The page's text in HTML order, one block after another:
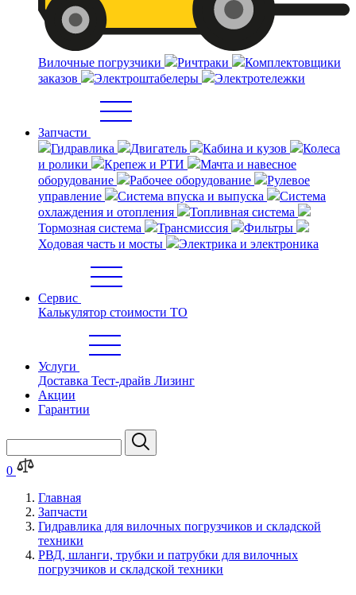
Вилочные погрузчики Ричтраки
Комплектовщики
заказов
Электроштабелеры Электротележки
Запчасти
Гидравлика
Двигатель Кабина и кузов
Колеса
и ролики
Крепеж и РТИ
Мачта и навесное
оборудование
Рабочее оборудование
Рулевое
управление
Система впуска и выпуска
Система
охлаждения и отопления
Топливная система
Тормозная система
Трансмиссия
Фильтры
Ходовая часть и мосты
Электрика и электроника
Сервис
Калькулятор стоимости ТО
Услуги
Доставка Тест-драйв Лизинг
Акции
Гарантии
0
Главная
Запчасти
Гидравлика для вилочных погрузчиков и складской
техники
РВД, шланги, трубки и патрубки для вилочных
погрузчиков и складской техники